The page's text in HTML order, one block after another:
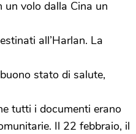
un volo dalla Cina un
all’Harlan. La
stato di salute,
tutti i documenti erano
Il 22 febbraio, il